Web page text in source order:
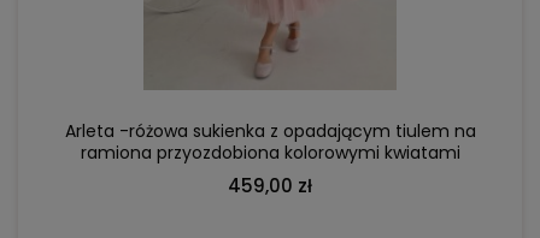
Arleta -różowa sukienka z opadającym tiulem na
ramiona przyozdobiona kolorowymi kwiatami
459,00 zł